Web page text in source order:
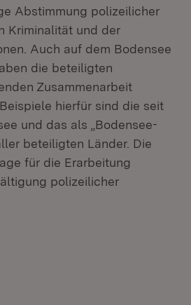
Abstimmung polizeilicher
Kriminalität und der
Auch auf dem Bodensee
die beteiligten
Zusammenarbeit
hierfür sind die seit
und das als „Bodensee-
beteiligten Länder. Die
für die Erarbeitung
polizeilicher